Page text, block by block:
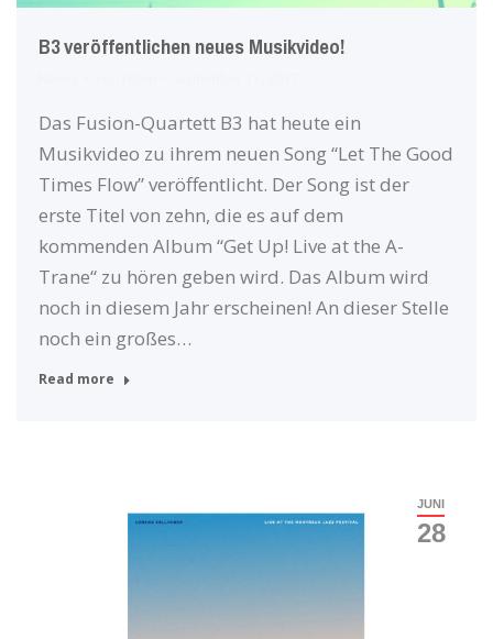
B3 veröffentlichen neues Musikvideo!
Das Fusion-Quartett B3 hat heute ein
Musikvideo zu ihrem neuen Song “Let The Good
Times Flow” veröffentlicht. Der Song ist der
erste Titel von zehn, die es auf dem
kommenden Album “Get Up! Live at the A-
Trane“ zu hören geben wird. Das Album wird
noch in diesem Jahr erscheinen! An dieser Stelle
noch ein großes…
Read more
JUNI
28